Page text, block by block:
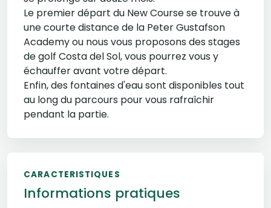
Le premier départ du New Course se trouve à
une courte distance de la Peter Gustafson
Academy ou nous vous proposons des stages
de golf Costa del Sol, vous pourrez vous y
échauffer avant votre départ.
Enfin, des fontaines d'eau sont disponibles tout
au long du parcours pour vous rafraîchir
pendant la partie.
CARACTERISTIQUES
Informations pratiques